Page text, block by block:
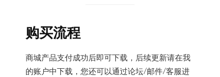
购买流程
商城产品支付成功后即可下载，后续更新请在我
的账户中下载，您还可以通过论坛/邮件/客服进